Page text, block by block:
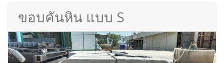
ขอบคันหิน แบบ S